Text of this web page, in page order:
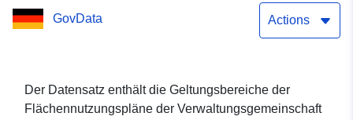
GovData Actions
Der Datensatz enthält die Geltungsbereiche der
Flächennutzungspläne der Verwaltungsgemeinschaft